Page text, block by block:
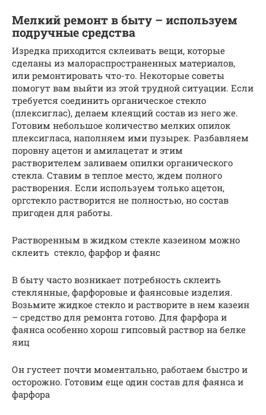
Мелкий ремонт в быту – используем
подручные средства
Изредка приходится склеивать вещи, которые
сделаны из малораспространенных материалов,
или ремонтировать что-то. Некоторые советы
помогут вам выйти из этой трудной ситуации. Если
требуется соединить органическое стекло
(плексиглас), делаем клеящий состав из него же.
Готовим небольшое количество мелких опилок
плексигласа, наполняем ими пузырек. Разбавляем
поровну ацетон и амилацетат и этим
растворителем заливаем опилки органического
стекла. Ставим в теплое место, ждем полного
растворения. Если используем только ацетон,
оргстекло растворится не полностью, но состав
пригоден для работы.
Растворенным в жидком стекле казеином можно
склеить стекло, фарфор и фаянс
В быту часто возникает потребность склеить
стеклянные, фарфоровые и фаянсовые изделия.
Возьмите жидкое стекло и растворите в нем казеин
– средство для ремонта готово. Для фарфора и
фаянса особенно хорош гипсовый раствор на белке
яиц
Он густеет почти моментально, работаем быстро и
осторожно. Готовим еще один состав для фаянса и
фарфора